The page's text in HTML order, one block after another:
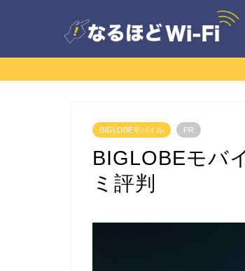
BIGLOBEモバイル PR
BIGLOBEモバ
ミ評判